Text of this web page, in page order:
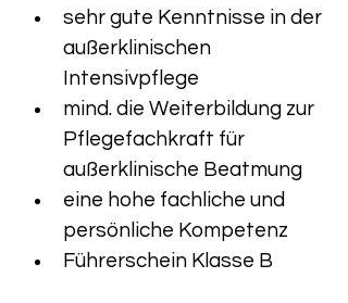
sehr gute Kenntnisse in der
außerklinischen
Intensivpflege
mind. die Weiterbildung zur
Pflegefachkraft für
außerklinische Beatmung
eine hohe fachliche und
persönliche Kompetenz
Führerschein Klasse B